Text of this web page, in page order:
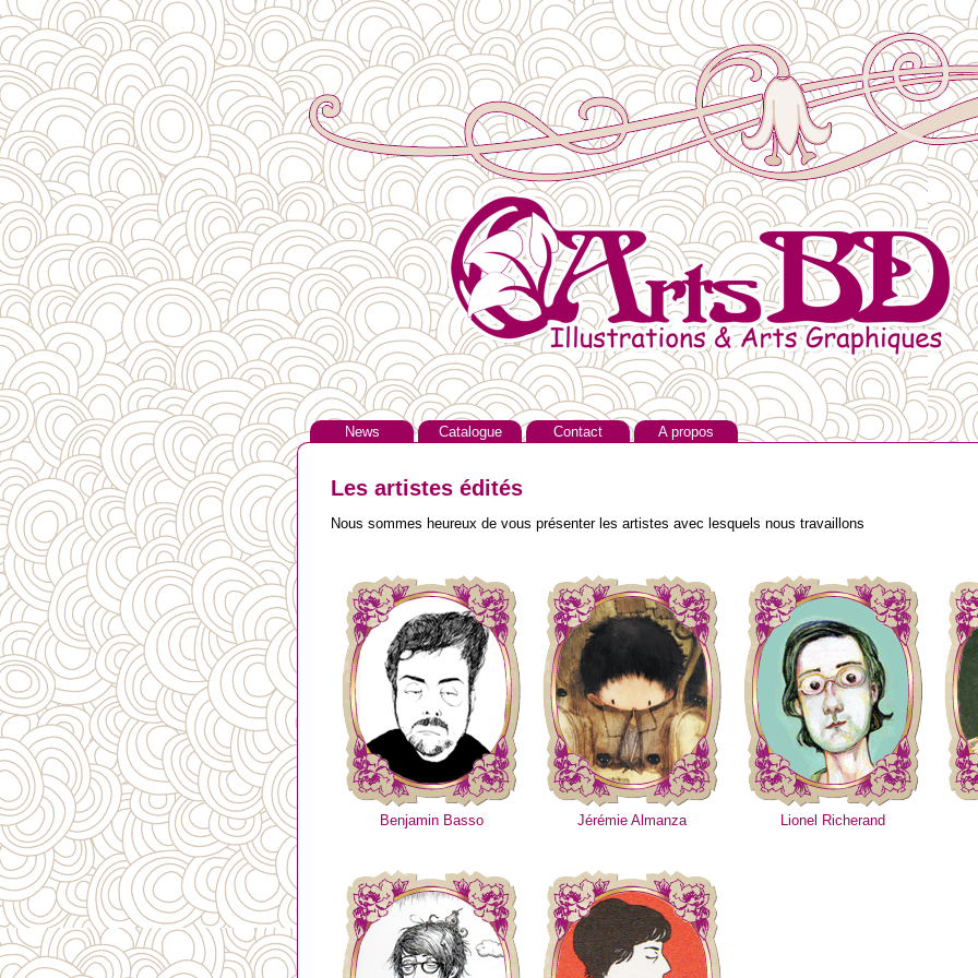
News Catalogue Contact A propos
Les artistes édités
Nous sommes heureux de vous présenter les artistes avec lesquels nous travaillons
Benjamin Basso Jérémie Almanza Lionel Richerand